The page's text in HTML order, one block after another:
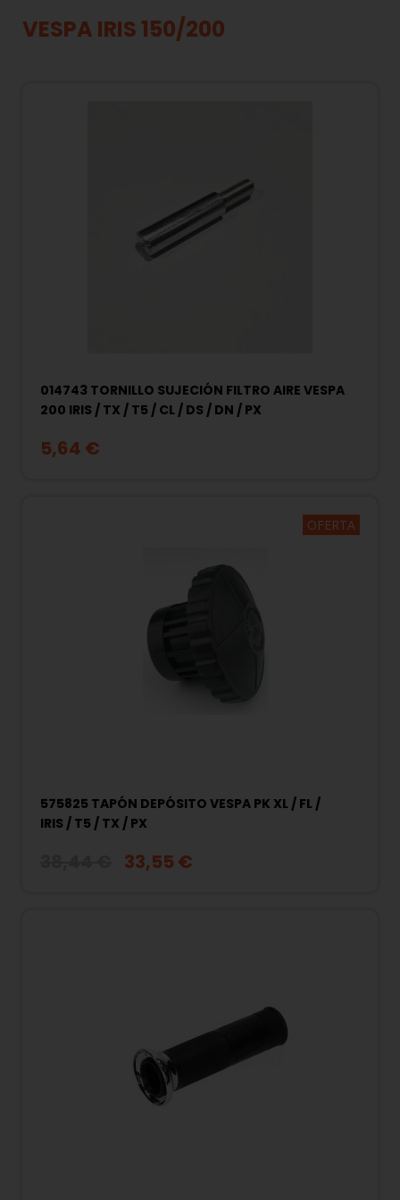
VESPA IRIS 150/200
014743 TORNILLO SUJECIÓN FILTRO AIRE VESPA
200 IRIS / TX / T5 / CL / DS / DN / PX
5,64 €
OFERTA
575825 TAPÓN DEPÓSITO VESPA PK XL / FL /
IRIS / T5 / TX / PX
33,55 €